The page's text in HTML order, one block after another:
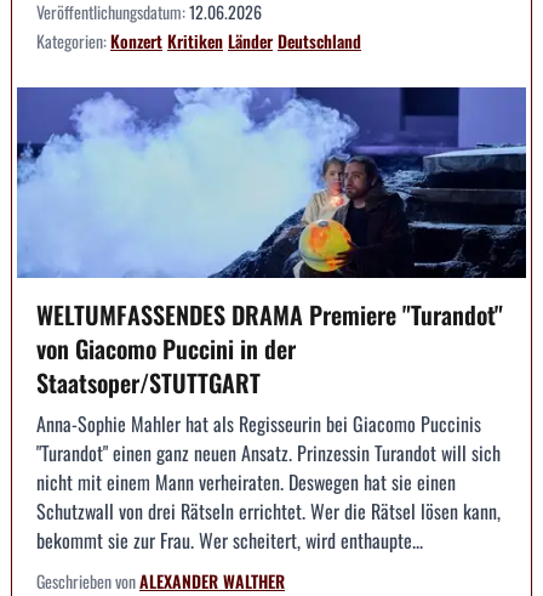
Veröffentlichungsdatum:12.06.2026
Kategorien:KonzertKritikenLänderDeutschland
WELTUMFASSENDES DRAMA Premiere "Turandot"
von Giacomo Puccini in der
Staatsoper/STUTTGART
Anna-Sophie Mahler hat als Regisseurin bei Giacomo Puccinis
"Turandot" einen ganz neuen Ansatz. Prinzessin Turandot will sich
nicht mit einem Mann verheiraten. Deswegen hat sie einen
Schutzwall von drei Rätseln errichtet. Wer die Rätsel lösen kann,
bekommt sie zur Frau. Wer scheitert, wird enthaupte...
Geschrieben vonALEXANDER WALTHER